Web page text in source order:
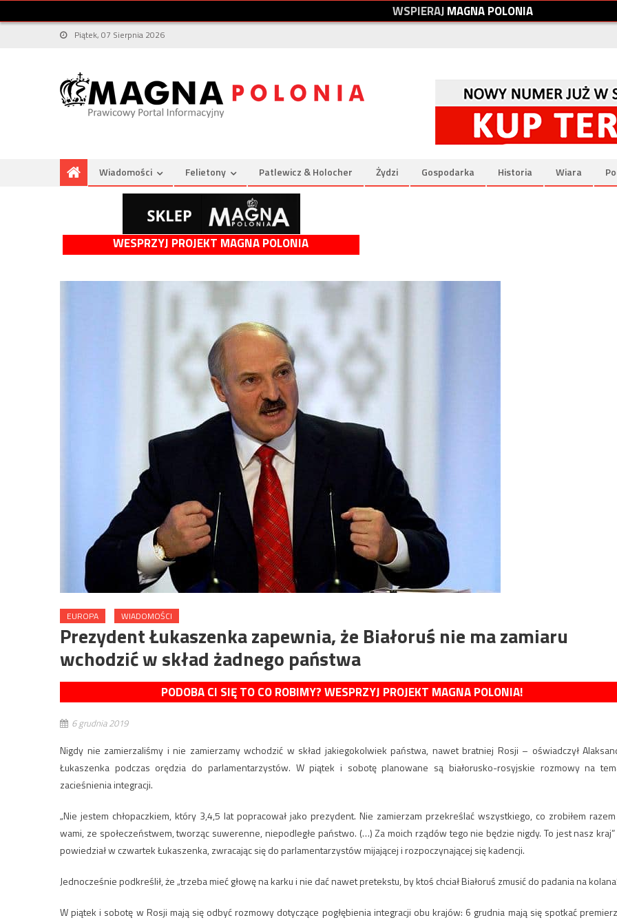
WSPIERAJMAGNAPOLONIA
Piątek, 07 Sierpnia 2026
Wiadomości Felietony Patlewicz & Holocher Żydzi Gospodarka Historia Wiara
WESPRZYJ PROJEKT MAGNA POLONIA
EUROPA WIADOMOŚCI
Prezydent Łukaszenka zapewnia, że Białoruś nie ma zamiaru
wchodzić w skład żadnego państwa
PODOBA CI SIĘ TO CO ROBIMY? WESPRZYJ PROJEKT MAGNA POLONIA!
6 grudnia 2019
Nigdy nie zamierzaliśmy i nie zamierzamy wchodzić w skład jakiegokolwiek państwa, nawet bratniej Rosji – oświadczył
Łukaszenka podczas orędzia do parlamentarzystów. W piątek i sobotę planowane są białorusko-rosyjskie rozmowy na
zacieśnienia integracji.
„Nie jestem chłopaczkiem, który 3,4,5 lat popracował jako prezydent. Nie zamierzam przekreślać wszystkiego, co zrobiłem
wami, ze społeczeństwem, tworząc suwerenne, niepodległe państwo. (…) Za moich rządów tego nie będzie nigdy. To jest nasz
powiedział w czwartek Łukaszenka, zwracając się do parlamentarzystów mijającej i rozpoczynającej się kadencji.
Jednocześnie podkreślił, że „trzeba mieć głowę na karku i nie dać nawet pretekstu, by ktoś chciał Białoruś zmusić do padania na
W piątek i sobotę w Rosji mają się odbyć rozmowy dotyczące pogłębienia integracji obu krajów: 6 grudnia mają się spotkać